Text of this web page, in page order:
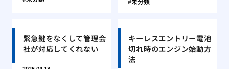
緊急鍵をなくして管理会
社が対応してくれない
キーレスエントリー電池
切れ時のエンジン始動方
法